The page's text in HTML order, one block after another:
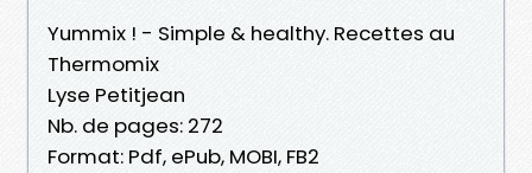
Yummix ! - Simple & healthy. Recettes au
Thermomix
Lyse Petitjean
Nb. de pages: 272
Format: Pdf, ePub, MOBI, FB2